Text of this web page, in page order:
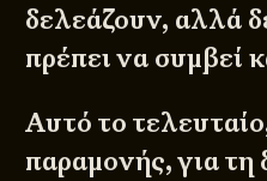
δελεάζουν, αλλά
πρέπει να συμβεί
Αυτό το
παραμονής, για τη